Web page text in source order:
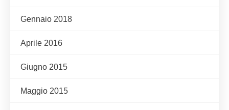
Gennaio 2018
Aprile 2016
Giugno 2015
Maggio 2015